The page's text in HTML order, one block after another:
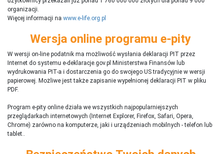
organizacji.
Więcej informacji na www.e-life.org.pl
Wersja online programu e-pity
W wersji on-line podatnik ma możliwość wysłania deklaracji PIT przez
Internet do systemu e-deklaracje.gov.pl Ministerstwa Finansów lub
wydrukowania PIT-a i dostarczenia go do swojego US tradycyjnie w wersji
papierowej. Możliwe jest także zapisanie wypełnionej deklaracji PIT w pliku
PDF.
Program e-pity online działa we wszystkich najpopularniejszych
przeglądarkach internetowych (Internet Explorer, Firefox, Safari, Opera,
Chrome) zarówno na komputerze, jaki i urządzeniach mobilnych - telefon lub
tablet..